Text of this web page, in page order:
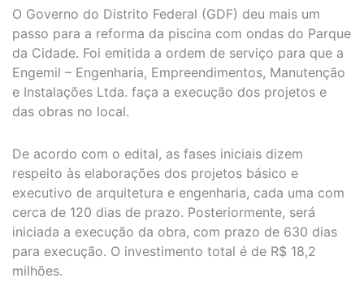
O Governo do Distrito Federal (GDF) deu mais um
passo para a reforma da piscina com ondas do Parque
da Cidade. Foi emitida a ordem de serviço para que a
Engemil – Engenharia, Empreendimentos, Manutenção
e Instalações Ltda. faça a execução dos projetos e
das obras no local.
De acordo com o edital, as fases iniciais dizem
respeito às elaborações dos projetos básico e
executivo de arquitetura e engenharia, cada uma com
cerca de 120 dias de prazo. Posteriormente, será
iniciada a execução da obra, com prazo de 630 dias
para execução. O investimento total é de R$ 18,2
milhões.